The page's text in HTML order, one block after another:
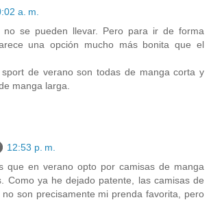
a. m.
no se pueden llevar. Pero para ir de forma
una opción mucho más bonita que el
sport de verano son todas de manga corta y
manga larga.
12:53 p. m.
que en verano opto por camisas de manga
Como ya he dejado patente, las camisas de
son precisamente mi prenda favorita, pero